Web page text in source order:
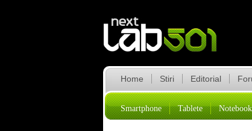
Home Stiri Editorial
Smartphone Tablete Notebook